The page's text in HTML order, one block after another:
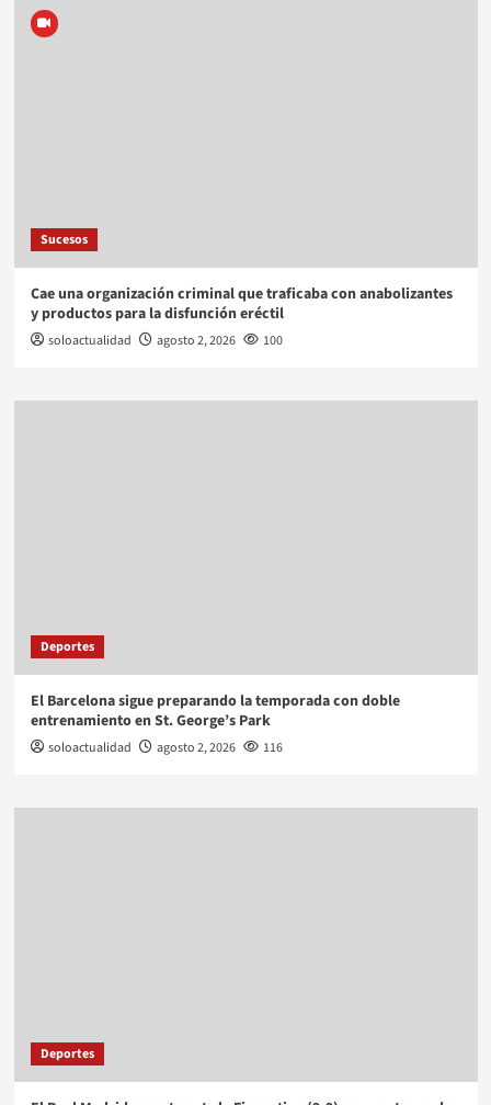
Sucesos
Cae una organización criminal que traficaba con anabolizantes
y productos para la disfunción eréctil
soloactualidad agosto 2, 2026 100
Deportes
El Barcelona sigue preparando la temporada con doble
entrenamiento en St. George’s Park
soloactualidad agosto 2, 2026 116
Deportes